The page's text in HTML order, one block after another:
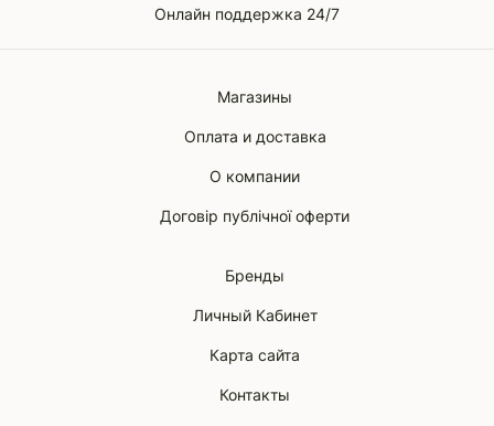
Онлайн поддержка 24/7
Магазины
Оплата и доставка
О компании
Договір публічної оферти
Бренды
Личный Кабинет
Карта сайта
Контакты